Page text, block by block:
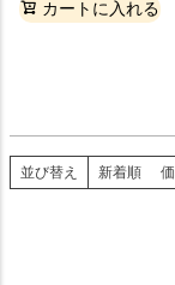
カートに入れる
並び替え 新着順